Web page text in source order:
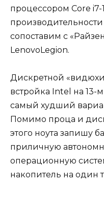
процессором Core i7-
сопоставим с
LenovoLegion.
Дискретной
встройка Intel на 13-
самый худший
Помимо проца и
этого ноута запишу
приличную
операционную
накопитель на один